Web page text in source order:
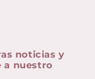
noticias y
a nuestro